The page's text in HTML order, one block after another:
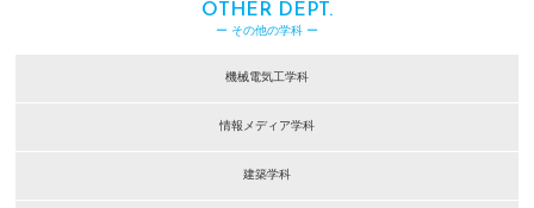
OTHER DEPT.
ー その他の学科 ー
機械電気工学科
情報メディア学科
建築学科